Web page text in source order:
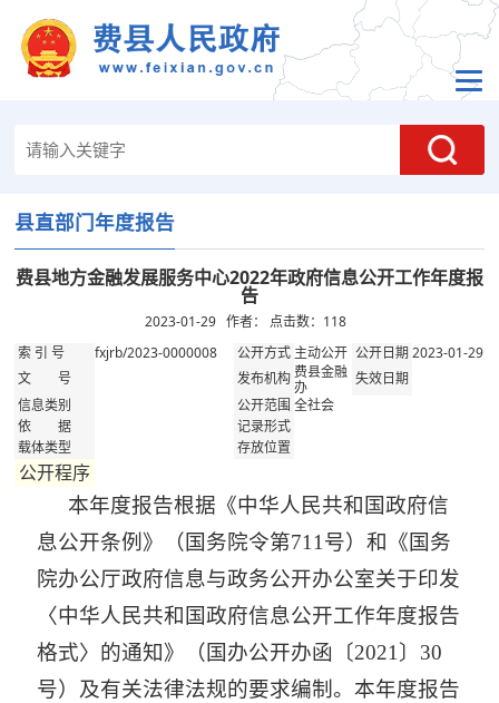
县直部门年度报告
费县地方金融发展服务中心2022年政府信息公开工作年度报
告
2023-01-29 作者： 点击数： 118
索 引 号 fxjrb/2023-0000008 公开方式 主动公开 公开日期2023-01-29
文 号 发布机构费县金融
办
失效日期
信息类别
公开范围全社会
依 据
记录形式
载体类型
存放位置
公开程序
本年度报告根据《中华人民共和国政府信
息公开条例》（国务院令第711号）和《国务
院办公厅政府信息与政务公开办公室关于印发
〈中华人民共和国政府信息公开工作年度报告
格式〉的通知》（国办公开办函〔2021〕30
号）及有关法律法规的要求编制。本年度报告